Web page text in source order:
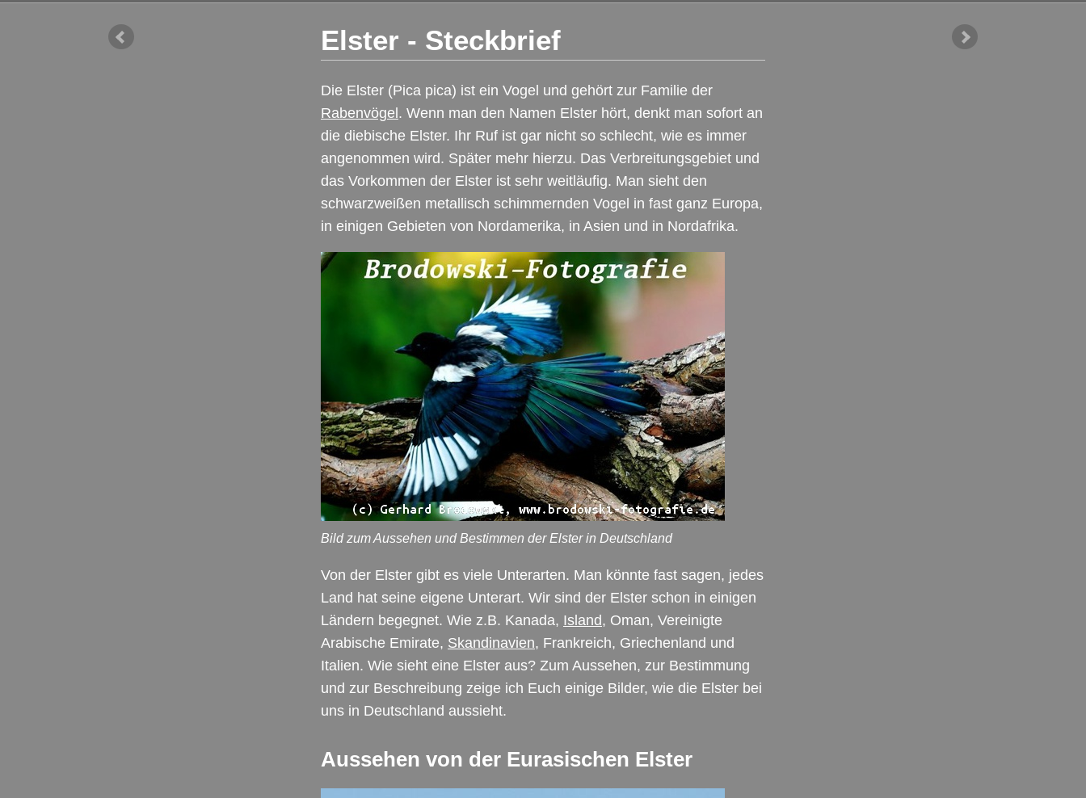
Elster - Steckbrief
Die Elster (Pica pica) ist ein Vogel und gehört zur Familie der
Rabenvögel . Wenn man den Namen Elster hört, denkt man sofort an
die diebische Elster. Ihr Ruf ist gar nicht so schlecht, wie es immer
angenommen wird. Später mehr hierzu. Das Verbreitungsgebiet und
das Vorkommen der Elster ist sehr weitläufig. Man sieht den
schwarzweißen metallisch schimmernden Vogel in fast ganz Europa,
in einigen Gebieten von Nordamerika, in Asien und in Nordafrika.
Bild zum Aussehen und Bestimmen der Elster in Deutschland
Von der Elster gibt es viele Unterarten. Man könnte fast sagen, jedes
Land hat seine eigene Unterart. Wir sind der Elster schon in einigen
Ländern begegnet. Wie z.B. Kanada, Island, Oman, Vereinigte
Arabische Emirate, Skandinavien, Frankreich, Griechenland und
Italien. Wie sieht eine Elster aus? Zum Aussehen, zur Bestimmung
und zur Beschreibung zeige ich Euch einige Bilder, wie die Elster bei
uns in Deutschland aussieht.
Aussehen von der Eurasischen Elster